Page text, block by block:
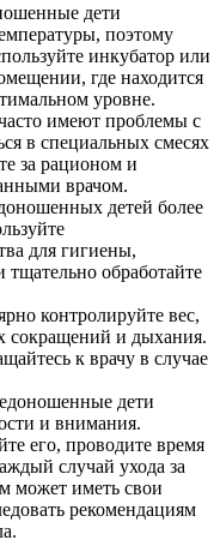
дети
поэтому
инкубатор или
где находится
уровне.
имеют проблемы с
в специальных смесях
за рационом и
врачом.
детей более
для гигиены,
тщательно обработайте
контролируйте вес,
сокращений и дыхания.
к врачу в случае
дети
и внимания.
его, проводите время
случай ухода за
может иметь свои
рекомендациям